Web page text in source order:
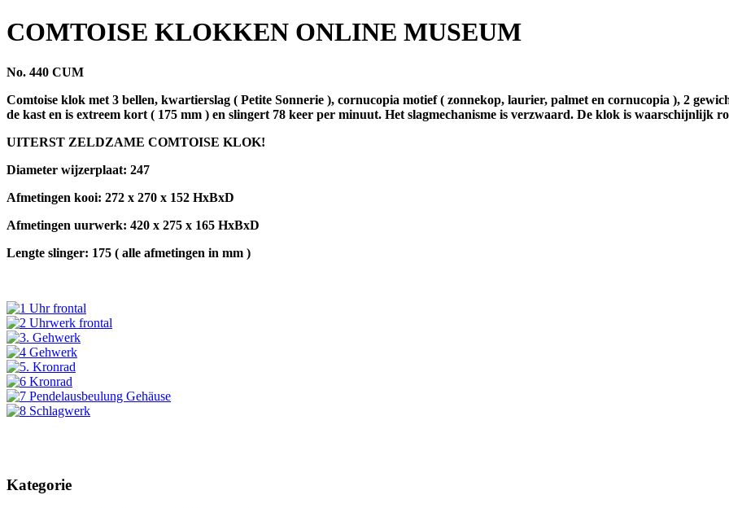
COMTOISE KLOKKEN ONLINE MUSEUM
No. 440 CUM
Comtoise klok met 3 bellen, kwartierslag ( Petite Sonnerie ), cornucopia motief ( zonnekop, laurier, palmet en cornucopia ), 2
de kast en is extreem kort ( 175 mm ) en slingert 78 keer per minuut. Het slagmechanisme is verzwaard. De klok is waarschijnlijk
UITERST ZELDZAME COMTOISE KLOK!
Diameter wijzerplaat: 247
Afmetingen kooi: 272 x 270 x 152 HxBxD
Afmetingen uurwerk: 420 x 275 x 165 HxBxD
Lengte slinger: 175 ( alle afmetingen in mm )
Kategorie